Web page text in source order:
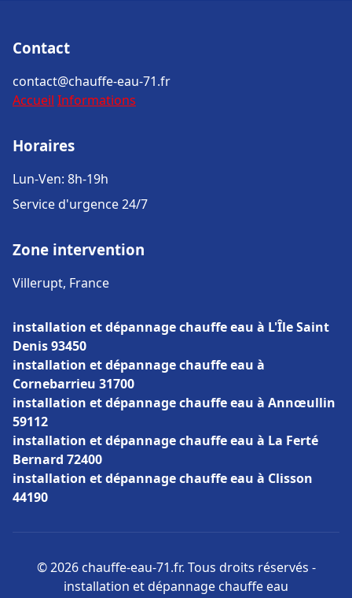
Contact
contact@chauffe-eau-71.fr
Accueil Informations
Horaires
Lun-Ven: 8h-19h
Service d'urgence 24/7
Zone intervention
Villerupt, France
installation et dépannage chauffe eau à L'Île Saint
Denis 93450
installation et dépannage chauffe eau à
Cornebarrieu 31700
installation et dépannage chauffe eau à Annœullin
59112
installation et dépannage chauffe eau à La Ferté
Bernard 72400
installation et dépannage chauffe eau à Clisson
44190
© 2026 chauffe-eau-71.fr. Tous droits réservés -
installation et dépannage chauffe eau